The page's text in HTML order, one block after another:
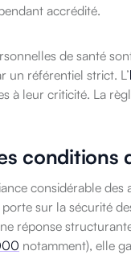
accrédité.
de santé
un référentiel strict. L’
à leur criticité. La
conditions
considérable
sur la sécurité
réponse
notamment), elle